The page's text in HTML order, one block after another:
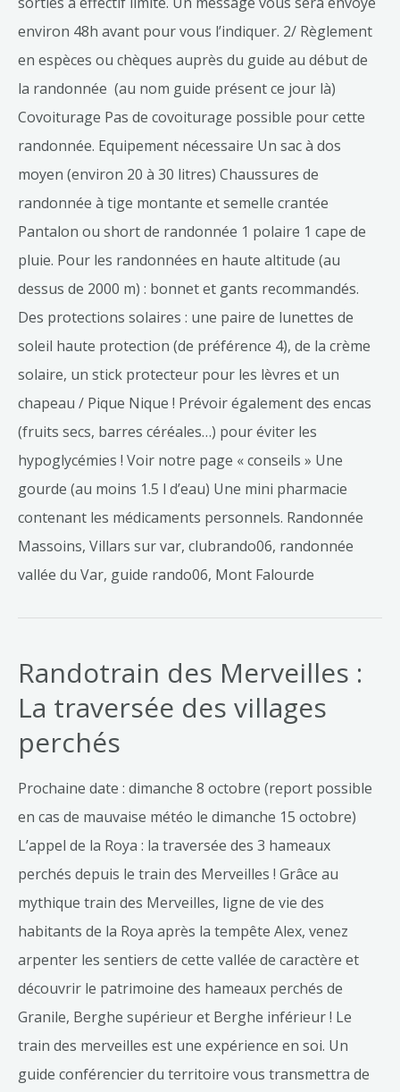
environ 48h avant pour vous l’indiquer. 2/ Règlement
en espèces ou chèques auprès du guide au début de
la randonnée (au nom guide présent ce jour là)
Covoiturage Pas de covoiturage possible pour cette
randonnée. Equipement nécessaire Un sac à dos
moyen (environ 20 à 30 litres) Chaussures de
randonnée à tige montante et semelle crantée
Pantalon ou short de randonnée 1 polaire 1 cape de
pluie. Pour les randonnées en haute altitude (au
dessus de 2000 m) : bonnet et gants recommandés.
Des protections solaires : une paire de lunettes de
soleil haute protection (de préférence 4), de la crème
solaire, un stick protecteur pour les lèvres et un
chapeau / Pique Nique ! Prévoir également des encas
(fruits secs, barres céréales…) pour éviter les
hypoglycémies ! Voir notre page « conseils » Une
gourde (au moins 1.5 l d’eau) Une mini pharmacie
contenant les médicaments personnels. Randonnée
Massoins, Villars sur var, clubrando06, randonnée
vallée du Var, guide rando06, Mont Falourde
Randotrain des Merveilles :
La traversée des villages
perchés
Prochaine date : dimanche 8 octobre (report possible
en cas de mauvaise météo le dimanche 15 octobre)
L’appel de la Roya : la traversée des 3 hameaux
perchés depuis le train des Merveilles ! Grâce au
mythique train des Merveilles, ligne de vie des
habitants de la Roya après la tempête Alex, venez
arpenter les sentiers de cette vallée de caractère et
découvrir le patrimoine des hameaux perchés de
Granile, Berghe supérieur et Berghe inférieur ! Le
train des merveilles est une expérience en soi. Un
guide conférencier du territoire vous transmettra de